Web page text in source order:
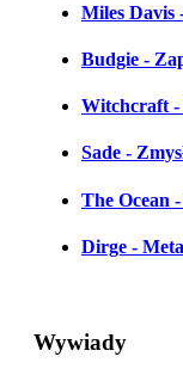
Miles Davis
Budgie -
Witchcraft -
Sade -
The Ocean
Dirge -
Wywiady